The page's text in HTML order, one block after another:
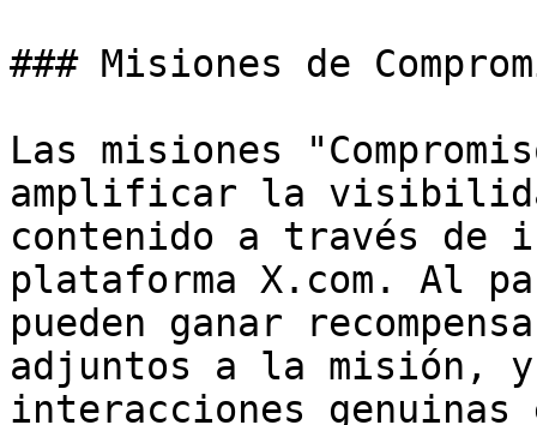
### Misiones de
Las misiones
amplificar la
contenido a través de
plataforma X.com. Al
pueden ganar
adjuntos a la misión,
interacciones genuinas